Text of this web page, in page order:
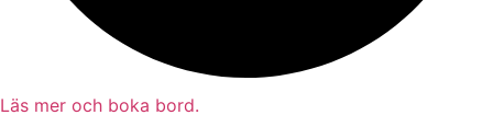
Läs mer och boka bord.